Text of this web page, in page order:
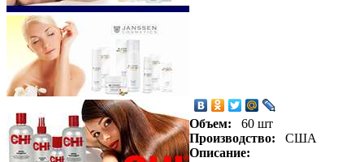
Объем:
60 шт
Производство:
США
Описание: